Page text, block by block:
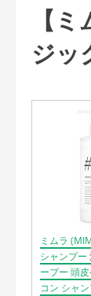
【
ジッ
ミムラ
シャンプー
ープー 頭
コン シャ